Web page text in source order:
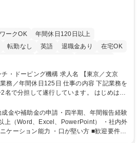
ークOK
年間休日120日以上
転勤なし 英語 退職金あり
在宅OK
グ機構 求人名 【東京／文京
125日 仕事の内容 下記業務を
名で分担して遂行しています。 はじめは担
き、ゆくゆくはリーダーやマネージャーポ
ています。 【総務・人事グルー
連 ・採用活動 ・教育研修の企画、実行 ・勤
法定の会議運営（評議員会、理事会） ・
金や補助金の申請・四半期、年間報告経験
上（Word、Excel、PowerPoint） ・社内外
ション能力 ・口が堅い方 ■歓迎要件